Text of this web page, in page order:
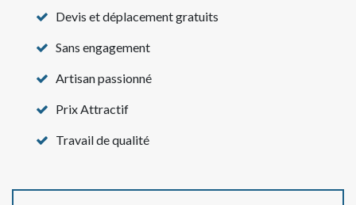
Devis et déplacement gratuits
Sans engagement
Artisan passionné
Prix Attractif
Travail de qualité